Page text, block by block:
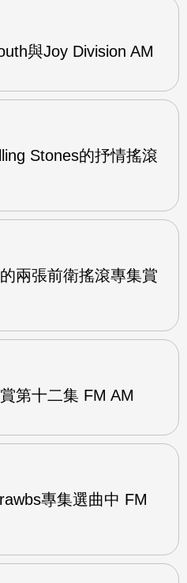
與Joy Division AM
Stones的抒情搖滾
兩張前衛搖滾專集賞
第十二集 FM AM
專集選曲中 FM